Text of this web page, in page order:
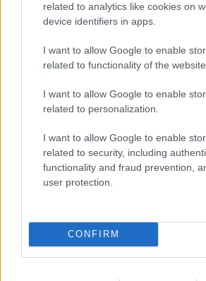
related to analytics like cookies on
device identifiers in apps.
I want to allow Google to enable
related to functionality of the
I want to allow Google to enable
related to personalization.
I want to allow Google to enable
related to security, including
functionality and fraud prevention,
user protection.
CONFIRM
Samsung Galaxy A56
Apple Watch Series